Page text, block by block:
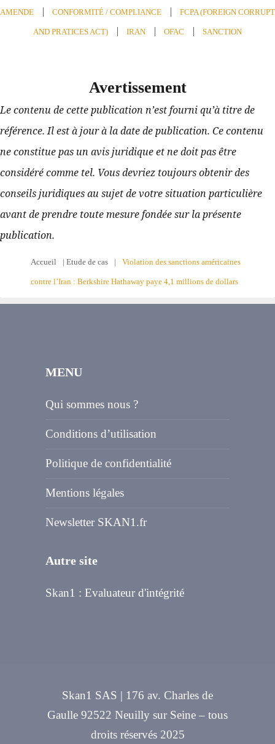
AMENDE CONFORMITÉ / COMPLIANCE FCPA (FOREIGN CORRUPT
AND PRATICES ACT) IRAN OFAC SANCTION
Avertissement
Le contenu de cette publication n’est fourni qu’à titre de
référence. Il est à jour à la date de publication. Ce contenu
ne constitue pas un avis juridique et ne doit pas être
considéré comme tel. Vous devriez toujours obtenir des
conseils juridiques au sujet de votre situation particulière
avant de prendre toute mesure fondée sur la présente
publication.
Accueil | Etude de cas | Violation des sanctions américaines
contre l’Iran : Berkshire Hathaway paye 4,1 millions de dollars
MENU
Qui sommes nous ?
Conditions d’utilisation
Politique de confidentialité
Mentions légales
Newsletter SKAN1.fr
Autre site
Skan1 : Evaluateur d'intégrité
Skan1 SAS | 176 av. Charles de
Gaulle 92522 Neuilly sur Seine – tous
droits réservés 2025